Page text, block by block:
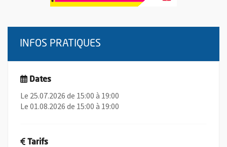
INFOS PRATIQUES
Dates
Le 25.07.2026 de 15:00 à 19:00
Le 01.08.2026 de 15:00 à 19:00
Tarifs